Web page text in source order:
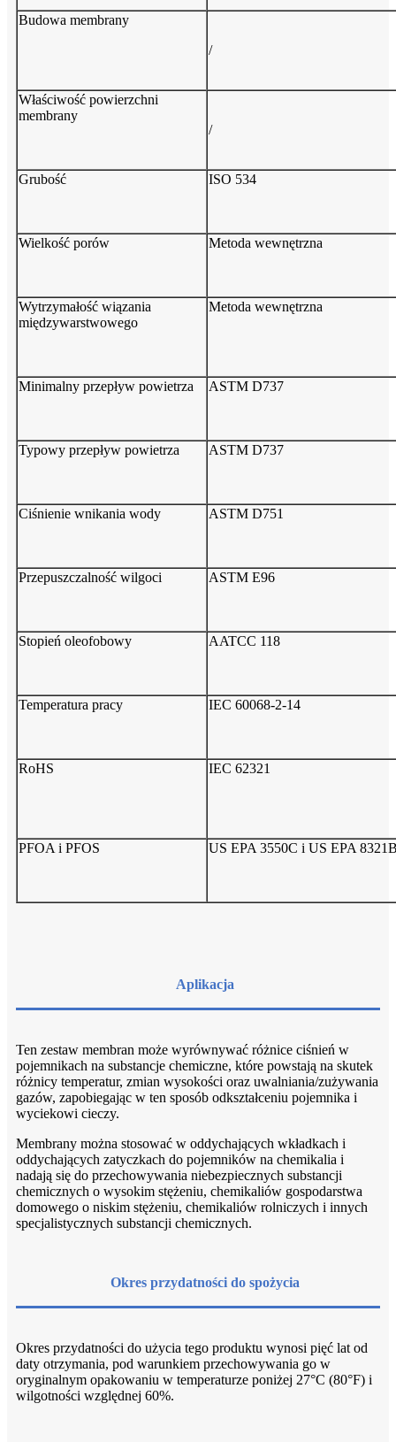
Budowa membrany
/
Właściwość powierzchni
membrany
/
Grubość ISO 534
Wielkość porów Metoda wewnętrzna
Wytrzymałość wiązania
międzywarstwowego
Metoda wewnętrzna
Minimalny przepływ powietrza ASTM D737
Typowy przepływ powietrza ASTM D737
Ciśnienie wnikania wody ASTM D751
Przepuszczalność wilgoci ASTM E96
Stopień oleofobowy AATCC 118
Temperatura pracy IEC 60068-2-14
RoHS IEC 62321
PFOA i PFOS US EPA 3550C i US EPA
Aplikacja
Ten zestaw membran może wyrównywać różnice ciśnień w
pojemnikach na substancje chemiczne, które powstają na skutek
różnicy temperatur, zmian wysokości oraz uwalniania/zużywania
gazów, zapobiegając w ten sposób odkształceniu pojemnika i
wyciekowi cieczy.
Membrany można stosować w oddychających wkładkach i
oddychających zatyczkach do pojemników na chemikalia i
nadają się do przechowywania niebezpiecznych substancji
chemicznych o wysokim stężeniu, chemikaliów gospodarstwa
domowego o niskim stężeniu, chemikaliów rolniczych i innych
specjalistycznych substancji chemicznych.
Okres przydatności do spożycia
Okres przydatności do użycia tego produktu wynosi pięć lat od
daty otrzymania, pod warunkiem przechowywania go w
oryginalnym opakowaniu w temperaturze poniżej 27°C (80°F) i
wilgotności względnej 60%.